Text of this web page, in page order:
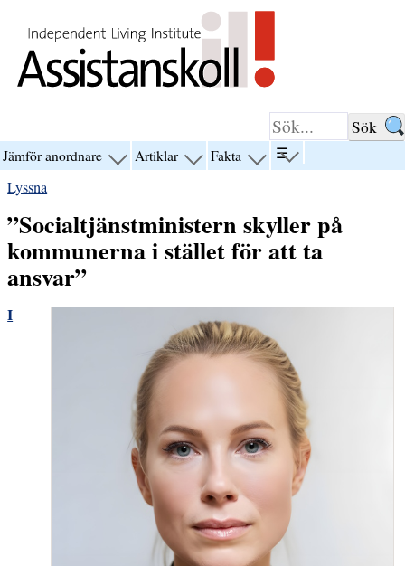
Jämför anordnare visa
anordnare”
Artiklar visa Fakta visa
☰visa
menyn
Lyssna
”Socialtjänstministern skyller på
kommunerna i stället för att ta
ansvar”
I